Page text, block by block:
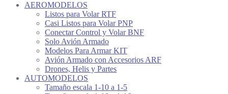
AEROMODELOS
Listos para Volar RTF
Casi Listos para Volar PNP
Conectar Control y Volar BNF
Solo Avión Armado
Modelos Para Armar KIT
Avión Armado con Accesorios ARF
Drones, Helis y Partes
AUTOMODELOS
Tamaño escala 1-10 a 1-5